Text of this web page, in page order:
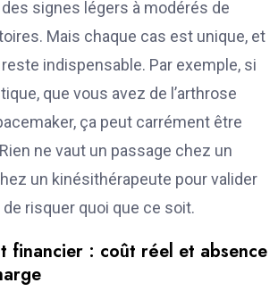
signes légers à modérés de
Mais chaque cas est unique, et
indispensable. Par exemple, si
que vous avez de l’arthrose
ça peut carrément être
ne vaut un passage chez un
un kinésithérapeute pour valider
de risquer quoi que ce soit.
financier : coût réel et absence